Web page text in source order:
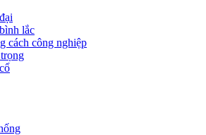
lắc
cách công nghiệp